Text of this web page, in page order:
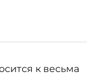
к весьма